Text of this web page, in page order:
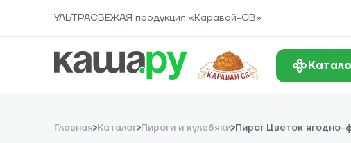
УЛЬТРАСВЕЖАЯ продукция «Каравай-СВ»
Главная Каталог Пироги и кулебяки Пирог Цветок ягодно-